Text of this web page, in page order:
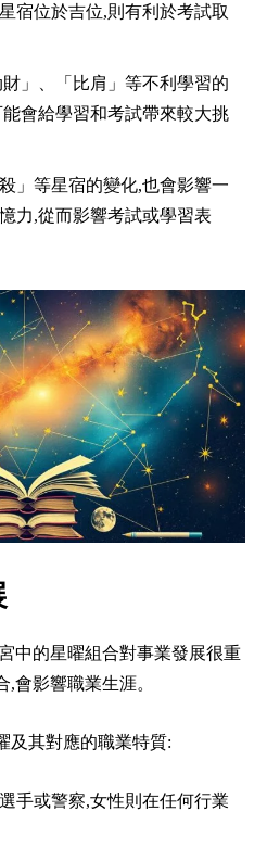
宿位於吉位,則有利於考試取
」、「比肩」等不利學習的
會給學習和考試帶來較大挑
」等星宿的變化,也會影響一
力,從而影響考試或學習表
中的星曜組合對事業發展很重
會影響職業生涯。
及其對應的職業特質:
手或警察,女性則在任何行業